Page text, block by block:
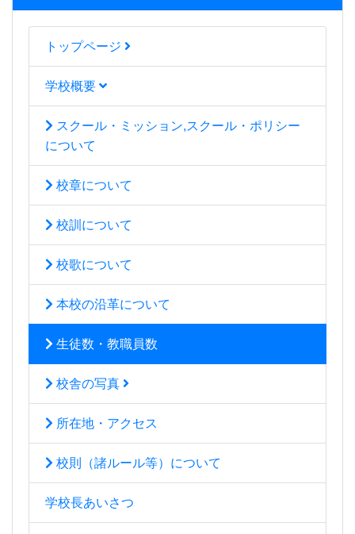
トップページ
学校概要
スクール・ミッション,スクール・ポリシー
について
校章について
校訓について
校歌について
本校の沿革について
生徒数・教職員数
校舎の写真
所在地・アクセス
校則（諸ルール等）について
学校長あいさつ